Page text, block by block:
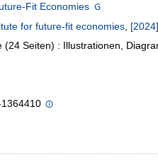
Fit Economies
for future-fit economies,
(24 Seiten) : Illustrationen,